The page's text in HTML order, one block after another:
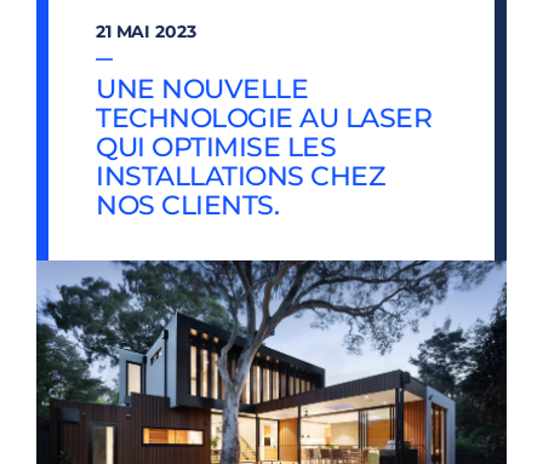
21 MAI 2023
—
UNE NOUVELLE
TECHNOLOGIE AU LASER
QUI OPTIMISE LES
INSTALLATIONS CHEZ
NOS CLIENTS.